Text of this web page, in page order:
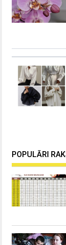
POPULĀRI